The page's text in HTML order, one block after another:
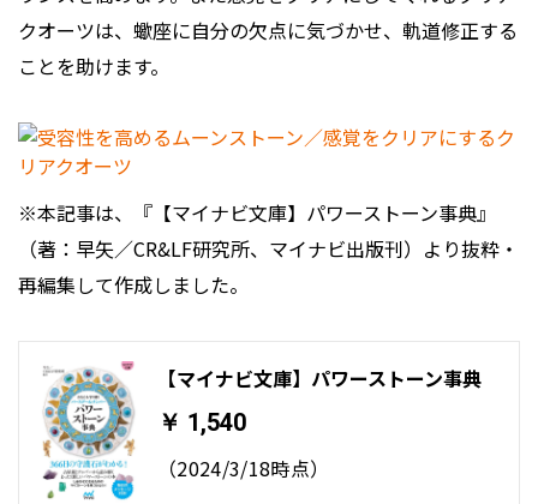
クオーツは、蠍座に自分の欠点に気づかせ、軌道修正する
ことを助けます。
※本記事は、『【マイナビ文庫】パワーストーン事典』
（著：早矢／CR&LF研究所、マイナビ出版刊）より抜粋・
再編集して作成しました。
【マイナビ文庫】パワーストーン事典
￥ 1,540
（2024/3/18時点）